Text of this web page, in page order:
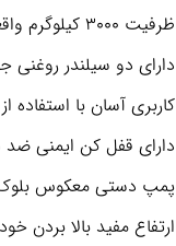
ظرفیت ۳۰۰۰ کیلوگرم واقعی – قدرت موتور ۲٫۲ کیلو وات
دارای دو سیلندر
کاربری آسان با
دارای قفل کن ایمنی
پمپ دستی معکوس
ارتفاع مفید بالا بردن خودرو از